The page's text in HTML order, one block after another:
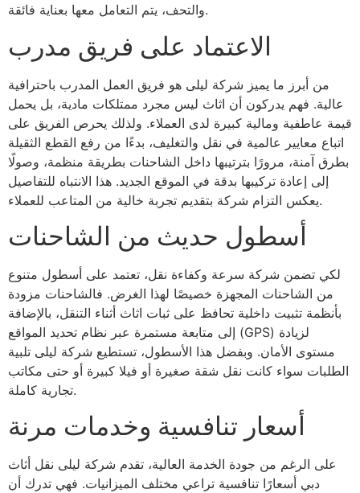
والتحف، يتم التعامل معها بعناية فائقة.
الاعتماد على فريق مدرب
من أبرز ما يميز شركة ليلى هو فريق العمل المدرب باحترافية
عالية. فهم يدركون أن اثاث ليس مجرد ممتلكات مادية، بل يحمل
قيمة عاطفية ومالية كبيرة لدى العملاء. ولذلك يحرص الفريق على
اتباع معايير عالمية في نقل والتغليف، بدءًا من رفع القطع الثقيلة
بطرق آمنة، مرورًا بترتيبها داخل الشاحنات بطريقة منظمة، وصولًا
إلى إعادة تركيبها بدقة في الموقع الجديد. هذا الانتباه للتفاصيل
يعكس التزام شركة بتقديم تجربة خالية من المتاعب للعملاء.
أسطول حديث من الشاحنات
لكي تضمن شركة سرعة وكفاءة نقل، تعتمد على أسطول متنوع
من الشاحنات المجهزة خصيصًا لهذا الغرض. فالشاحنات مزودة
بأنظمة تثبيت داخلية تحافظ على ثبات اثاث أثناء التنقل، بالإضافة
إلى متابعة مستمرة عبر نظام تحديد المواقع (GPS) لزيادة
مستوى الأمان. وبفضل هذا الأسطول، تستطيع شركة ليلى تلبية
الطلبات سواء كانت نقل شقة صغيرة أو فيلا كبيرة أو حتى مكاتب
تجارية كاملة.
أسعار تنافسية وخدمات مرنة
على الرغم من جودة الخدمة العالية، تقدم شركة ليلى نقل أثاث
دبي أسعارًا تنافسية تراعي مختلف الميزانيات. فهي تدرك أن